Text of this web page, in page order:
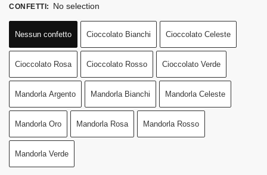
CONFETTI: No selection
Nessun confetto Cioccolato Bianchi Cioccolato Celeste
Cioccolato Rosa Cioccolato Rosso Cioccolato Verde
Mandorla Argento Mandorla Bianchi Mandorla Celeste
Mandorla Oro Mandorla Rosa Mandorla Rosso
Mandorla Verde